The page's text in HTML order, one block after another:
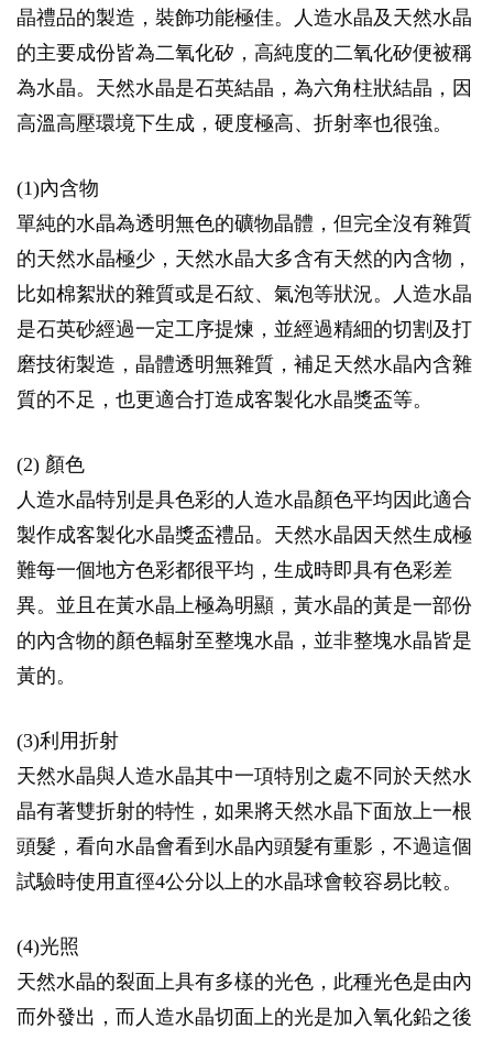
晶禮品的製造，裝飾功能極佳。人造水晶及天然水晶
的主要成份皆為二氧化矽，高純度的二氧化矽便被稱
為水晶。天然水晶是石英結晶，為六角柱狀結晶，因
高溫高壓環境下生成，硬度極高、折射率也很強。
(1)內含物
單純的水晶為透明無色的礦物晶體，但完全沒有雜質
的天然水晶極少，天然水晶大多含有天然的內含物，
比如棉絮狀的雜質或是石紋、氣泡等狀況。人造水晶
是石英砂經過一定工序提煉，並經過精細的切割及打
磨技術製造，晶體透明無雜質，補足天然水晶內含雜
質的不足，也更適合打造成客製化水晶獎盃等。
(2) 顏色
人造水晶特別是具色彩的人造水晶顏色平均因此適合
製作成客製化水晶獎盃禮品。天然水晶因天然生成極
難每一個地方色彩都很平均，生成時即具有色彩差
異。並且在黃水晶上極為明顯，黃水晶的黃是一部份
的內含物的顏色輻射至整塊水晶，並非整塊水晶皆是
黃的。
(3)利用折射
天然水晶與人造水晶其中一項特別之處不同於天然水
晶有著雙折射的特性，如果將天然水晶下面放上一根
頭髮，看向水晶會看到水晶內頭髮有重影，不過這個
試驗時使用直徑4公分以上的水晶球會較容易比較。
(4)光照
天然水晶的裂面上具有多樣的光色，此種光色是由內
而外發出，而人造水晶切面上的光是加入氧化鉛之後